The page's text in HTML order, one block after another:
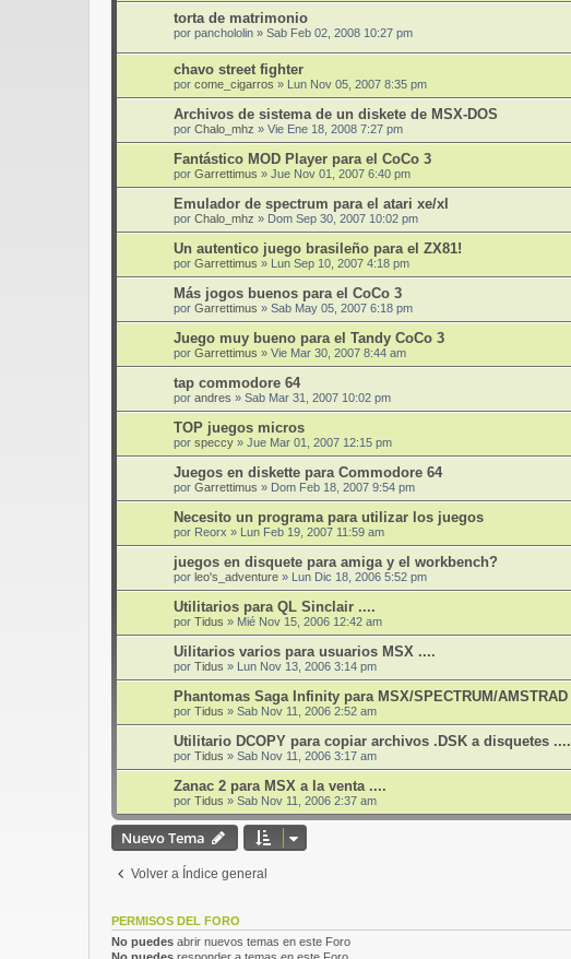
torta de matrimonio
por panchololin » Sab Feb 02, 2008 10:27 pm
chavo street fighter
por come_cigarros » Lun Nov 05, 2007 8:35 pm
Archivos de sistema de un diskete de MSX-DOS
por Chalo_mhz » Vie Ene 18, 2008 7:27 pm
Fantástico MOD Player para el CoCo 3
por Garrettimus » Jue Nov 01, 2007 6:40 pm
Emulador de spectrum para el atari xe/xl
por Chalo_mhz » Dom Sep 30, 2007 10:02 pm
Un autentico juego brasileño para el ZX81!
por Garrettimus » Lun Sep 10, 2007 4:18 pm
Más jogos buenos para el CoCo 3
por Garrettimus » Sab May 05, 2007 6:18 pm
Juego muy bueno para el Tandy CoCo 3
por Garrettimus » Vie Mar 30, 2007 8:44 am
tap commodore 64
por andres » Sab Mar 31, 2007 10:02 pm
TOP juegos micros
por speccy » Jue Mar 01, 2007 12:15 pm
Juegos en diskette para Commodore 64
por Garrettimus » Dom Feb 18, 2007 9:54 pm
Necesito un programa para utilizar los juegos
por Reorx » Lun Feb 19, 2007 11:59 am
juegos en disquete para amiga y el workbench?
por leo's_adventure » Lun Dic 18, 2006 5:52 pm
Utilitarios para QL Sinclair ....
por Tidus » Mié Nov 15, 2006 12:42 am
Uilitarios varios para usuarios MSX ....
por Tidus » Lun Nov 13, 2006 3:14 pm
Phantomas Saga Infinity para MSX/SPECTRUM/AMSTRAD
por Tidus » Sab Nov 11, 2006 2:52 am
Utilitario DCOPY para copiar archivos .DSK a disquetes ....
por Tidus » Sab Nov 11, 2006 3:17 am
Zanac 2 para MSX a la venta ....
por Tidus » Sab Nov 11, 2006 2:37 am
Nuevo Tema
Volver a Índice general
PERMISOS DEL FORO
No puedes abrir nuevos temas en este Foro